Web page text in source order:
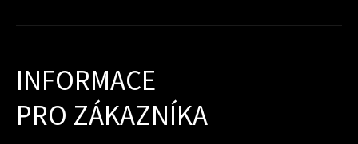
INFORMACE
PRO ZÁKAZNÍKA